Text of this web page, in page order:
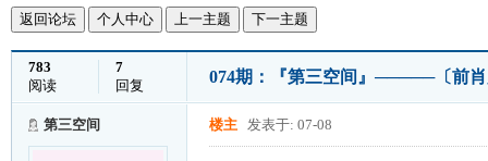
返回论坛 个人中心 上一主题 下一主题
783
阅读
7
回复
074期：『第三空间』─────〔前
第三空间 楼主 发表于: 07-08